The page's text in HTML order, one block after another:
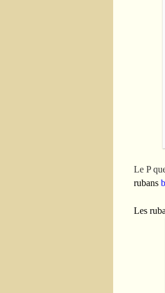
Le P
rubans
Les